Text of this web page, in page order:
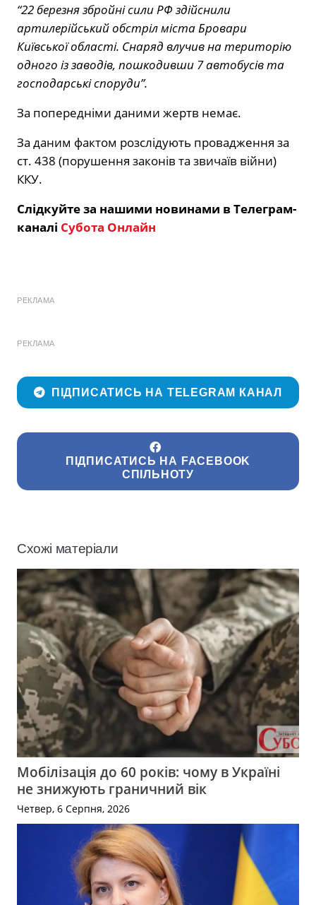
“22 березня збройні сили РФ здійснили
артилерійський обстріл міста Бровари
Київської області. Снаряд влучив на територію
одного із заводів, пошкодивши 7 автобусів та
господарські споруди”.
За попередніми даними жертв немає.
За даним фактом розслідують провадження за
ст. 438 (порушення законів та звичаїв війни)
ККУ.
Слідкуйте за нашими новинами в Телеграм-
каналі Субота Онлайн
РЕКЛАМА
РЕКЛАМА
ПІДПИСАТИСЬ НА TELEGRAM КАНАЛ
ПІДПИСАТИСЬ НА FACEBOOK
СПІЛЬНОТУ
Схожі матеріали
Мобілізація до 60 років: чому в Україні
не знижують граничний вік
Четвер, 6 Серпня, 2026